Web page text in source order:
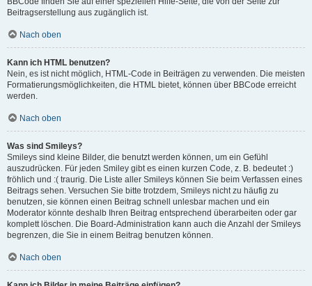
Beitragserstellung aus zugänglich ist.
Nach oben
Kann ich HTML benutzen?
Nein, es ist nicht möglich, HTML-Code in Beiträgen zu verwenden. Die meisten
Formatierungsmöglichkeiten, die HTML bietet, können über BBCode erreicht
werden.
Nach oben
Was sind Smileys?
Smileys sind kleine Bilder, die benutzt werden können, um ein Gefühl
auszudrücken. Für jeden Smiley gibt es einen kurzen Code, z. B. bedeutet :)
fröhlich und :( traurig. Die Liste aller Smileys können Sie beim Verfassen eines
Beitrags sehen. Versuchen Sie bitte trotzdem, Smileys nicht zu häufig zu
benutzen, sie können einen Beitrag schnell unlesbar machen und ein
Moderator könnte deshalb Ihren Beitrag entsprechend überarbeiten oder gar
komplett löschen. Die Board-Administration kann auch die Anzahl der Smileys
begrenzen, die Sie in einem Beitrag benutzen können.
Nach oben